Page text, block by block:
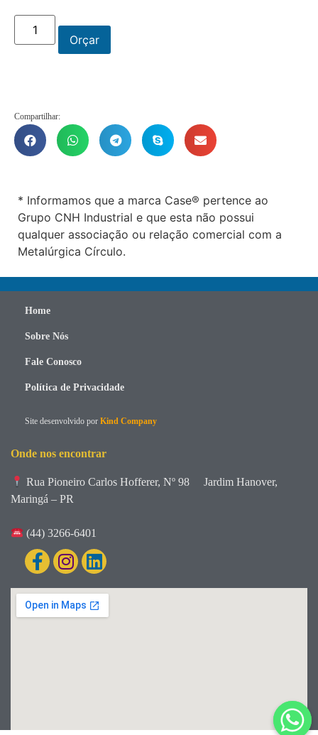
Orçar
Compartilhar:
* Informamos que a marca Case® pertence ao
Grupo CNH Industrial e que esta não possui
qualquer associação ou relação comercial com a
Metalúrgica Círculo.
Home
Sobre Nós
Fale Conosco
Política de Privacidade
Site desenvolvido por Kind Company
Onde nos encontrar
Rua Pioneiro Carlos Hofferer, Nº 98
Jardim Hanover,
Maringá – PR
(44) 3266-6401